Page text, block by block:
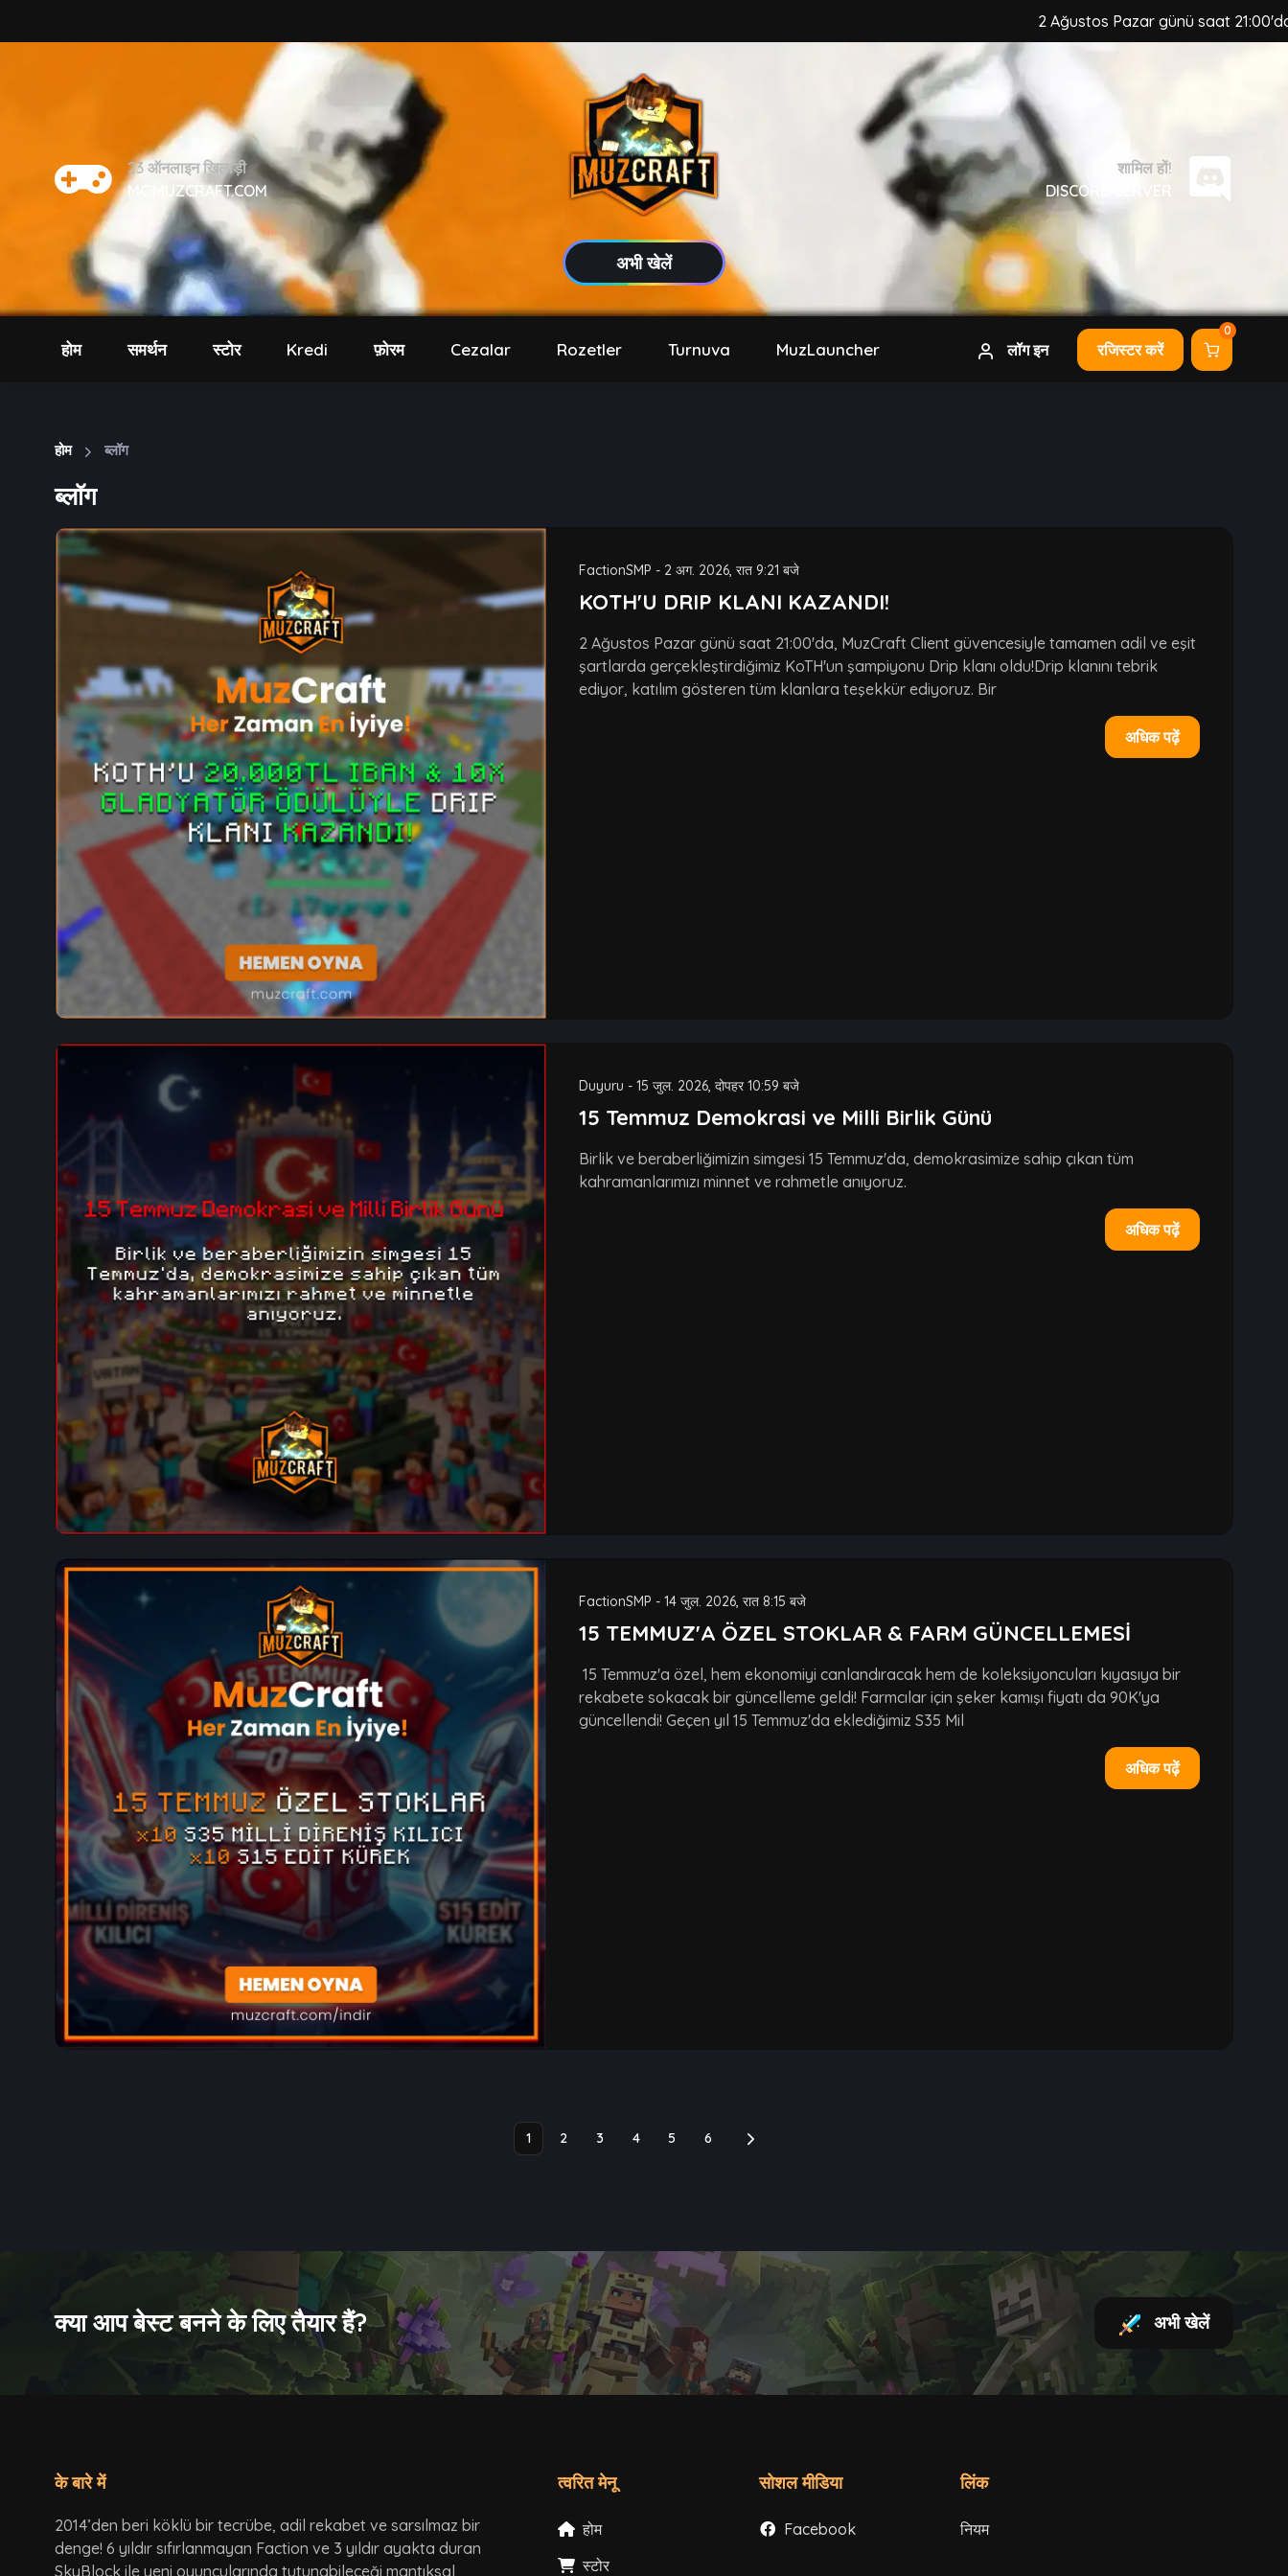
2 Ağustos Pazar günü saat 21:00'da,
23 ऑनलाइन खिलाड़ी
MC.MUZCRAFT.COM
अभी खेलें
शामिल हों!
DISCORD SERVER
लॉग इन रजिस्टर करें
0
होम समर्थन स्टोर Kredi फ़ोरम Cezalar Rozetler Turnuva MuzLauncher
होम ब्लॉग
ब्लॉग
FactionSMP - 2 अग. 2026, रात 9:21 बजे
KOTH'U DRIP KLANI KAZANDI!
2 Ağustos Pazar günü saat 21:00'da, MuzCraft Client güvencesiyle tamamen adil ve eşit
şartlarda gerçekleştirdiğimiz KoTH'un şampiyonu Drip klanı oldu!Drip klanını tebrik
ediyor, katılım gösteren tüm klanlara teşekkür ediyoruz. Bir
अधिक पढ़ें
Duyuru - 15 जुल. 2026, दोपहर 10:59 बजे
15 Temmuz Demokrasi ve Milli Birlik Günü
Birlik ve beraberliğimizin simgesi 15 Temmuz'da, demokrasimize sahip çıkan tüm
kahramanlarımızı minnet ve rahmetle anıyoruz.
अधिक पढ़ें
FactionSMP - 14 जुल. 2026, रात 8:15 बजे
15 TEMMUZ'A ÖZEL STOKLAR & FARM GÜNCELLEMESİ
15 Temmuz'a özel, hem ekonomiyi canlandıracak hem de koleksiyoncuları kıyasıya bir
rekabete sokacak bir güncelleme geldi! Farmcılar için şeker kamışı fiyatı da 90K'ya
güncellendi! Geçen yıl 15 Temmuz'da eklediğimiz S35 Mil
अधिक पढ़ें
1 2 3 4 5 6
क्या आप बेस्ट बनने के लिए तैयार हैं? अभी खेलें
के बारे में
2014’den beri köklü bir tecrübe, adil rekabet ve sarsılmaz bir
denge! 6 yıldır sıfırlanmayan Faction ve 3 yıldır ayakta duran
SkyBlock ile yeni oyuncularında tutunabileceği mantıksal
त्वरित मेनू
होम
स्टोर
सोशल मीडिया
Facebook
लिंक
नियम